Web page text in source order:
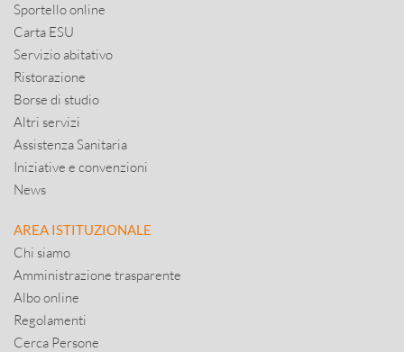
Sportello online
Carta ESU
Servizio abitativo
Ristorazione
Borse di studio
Altri servizi
Assistenza Sanitaria
Iniziative e convenzioni
News
AREA ISTITUZIONALE
Chi siamo
Amministrazione trasparente
Albo online
Regolamenti
Cerca Persone